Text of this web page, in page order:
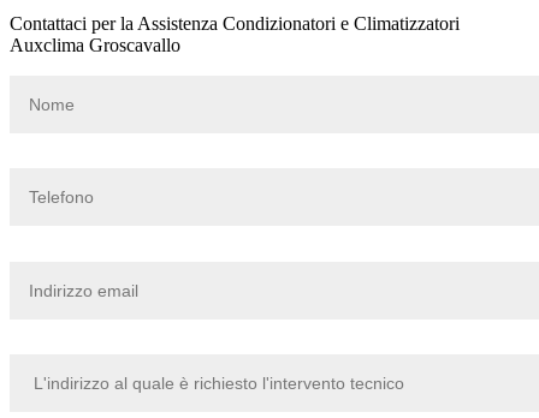
Contattaci per la Assistenza Condizionatori e Climatizzatori
Auxclima Groscavallo